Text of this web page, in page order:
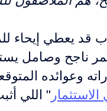
قد يعطي إيحاء
ناجح وصامل
وعوائده
" اللي